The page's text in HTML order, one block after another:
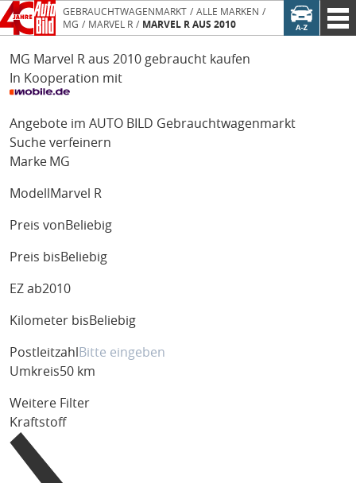
GEBRAUCHTWAGENMARKT
ALLE MARKEN
MG
MARVEL R MARVEL R AUS 2010
MG Marvel R aus 2010 gebraucht kaufen
In Kooperation mit
Angebote im AUTO BILD Gebrauchtwagenmarkt
Suche verfeinern
Marke MG
Modell Marvel R
Preis von Beliebig
Preis bis Beliebig
EZ ab2010
Kilometer bis Beliebig
Postleitzahl
Umkreis50 km
Weitere Filter
Kraftstoff